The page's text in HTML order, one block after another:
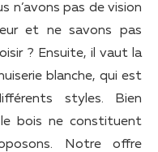
n’avons pas de vision
et ne savons pas
? Ensuite, il vaut la
blanche, qui est
styles. Bien
bois ne constituent
Notre offre